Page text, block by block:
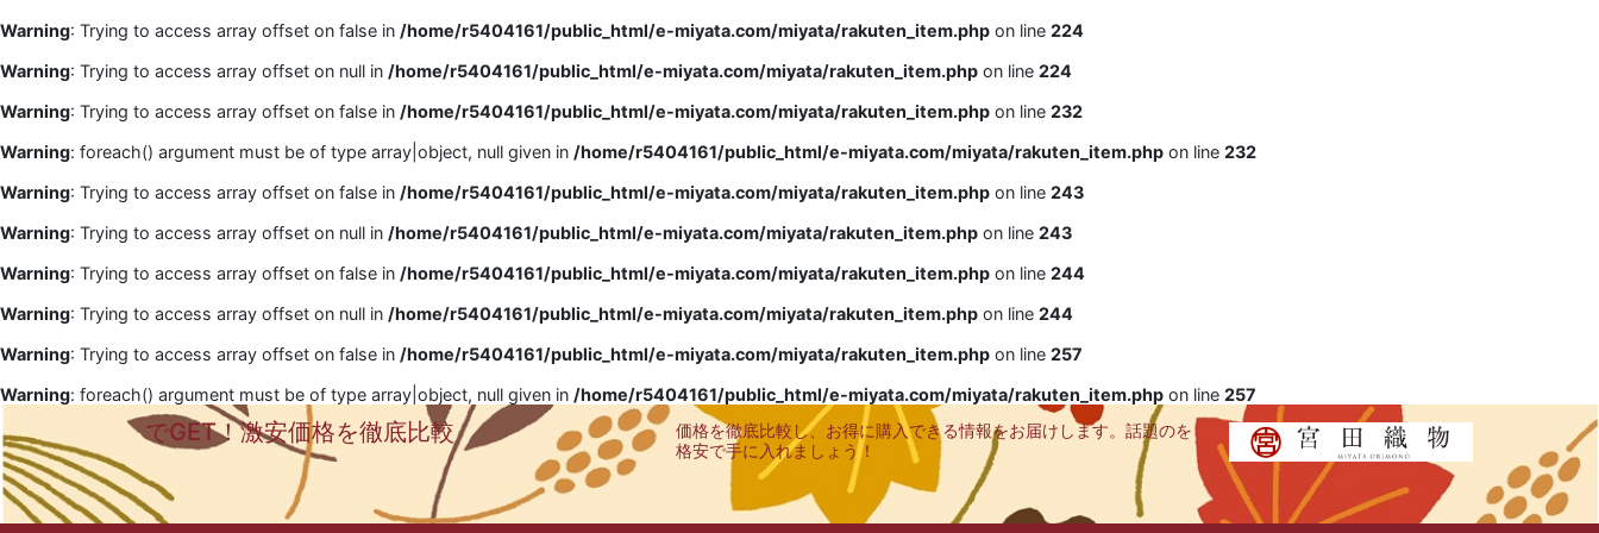
Warning: Trying to access array offset on false in /home/r5404161/public_html/e-miyata.com/miyata/rakuten_item.php on line 224
Warning: Trying to access array offset on null in /home/r5404161/public_html/e-miyata.com/miyata/rakuten_item.php on line 224
Warning: Trying to access array offset on false in /home/r5404161/public_html/e-miyata.com/miyata/rakuten_item.php on line 232
Warning: foreach() argument must be of type array|object, null given in /home/r5404161/public_html/e-miyata.com/miyata/rakuten_item.php on line 232
Warning: Trying to access array offset on false in /home/r5404161/public_html/e-miyata.com/miyata/rakuten_item.php on line 243
Warning: Trying to access array offset on null in /home/r5404161/public_html/e-miyata.com/miyata/rakuten_item.php on line 243
Warning: Trying to access array offset on false in /home/r5404161/public_html/e-miyata.com/miyata/rakuten_item.php on line 244
Warning: Trying to access array offset on null in /home/r5404161/public_html/e-miyata.com/miyata/rakuten_item.php on line 244
Warning: Trying to access array offset on false in /home/r5404161/public_html/e-miyata.com/miyata/rakuten_item.php on line 257
Warning: foreach() argument must be of type array|object, null given in /home/r5404161/public_html/e-miyata.com/miyata/rakuten_item.php on line 257
でGET！激安価格を徹底比較
価格を徹底比較し、お得に購入できる情報をお届けします。話題のを
格安で手に入れましょう！